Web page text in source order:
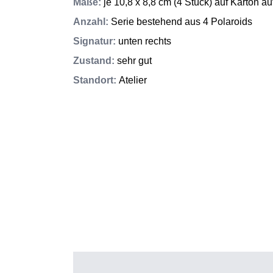
Maße: je 10,8 x 8,8 cm (4 Stück) auf Karton
Anzahl : Serie bestehend aus 4 Polaroids
Signatur: unten rechts
Zustand : sehr gut
Standort: Atelier